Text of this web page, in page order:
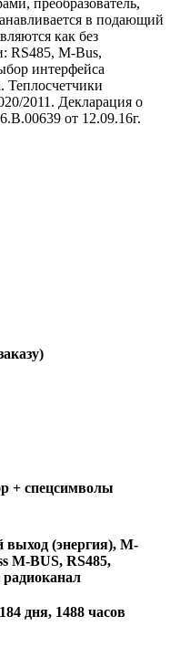
преобразователь,
в подающий
как без
RS485, M-Bus,
интерфейса
Теплосчетчики
2011. Декларация о
от 12.09.16г.
+ спецсимволы
(энергия), M-
M-BUS, RS485,
радиоканал
дня, 1488 часов